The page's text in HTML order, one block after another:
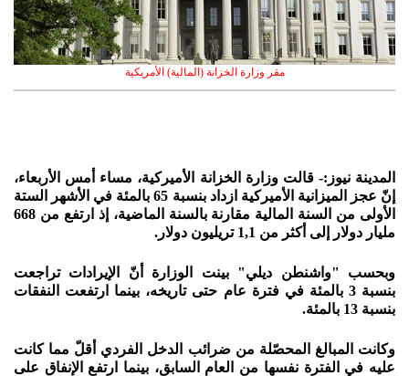
مقر وزارة الخزانة (المالية) الأمريكية
المدينة نيوز:- قالت وزارة الخزانة الأميركية، مساء أمس الأربعاء،
إنّ عجز الميزانية الأميركية ازداد بنسبة 65 بالمئة في الأشهر الستة
الأولى من السنة المالية مقارنة بالسنة الماضية، إذ ارتفع من 668
مليار دولار إلى أكثر من 1,1 تريليون دولار.
وبحسب "واشنطن ديلي" بينت الوزارة أنّ الإيرادات تراجعت
بنسبة 3 بالمئة في فترة عام حتى تاريخه، بينما ارتفعت النفقات
بنسبة 13 بالمئة.
وكانت المبالغ المحصّلة من ضرائب الدخل الفردي أقلّ مما كانت
عليه في الفترة نفسها من العام السابق، بينما ارتفع الإنفاق على